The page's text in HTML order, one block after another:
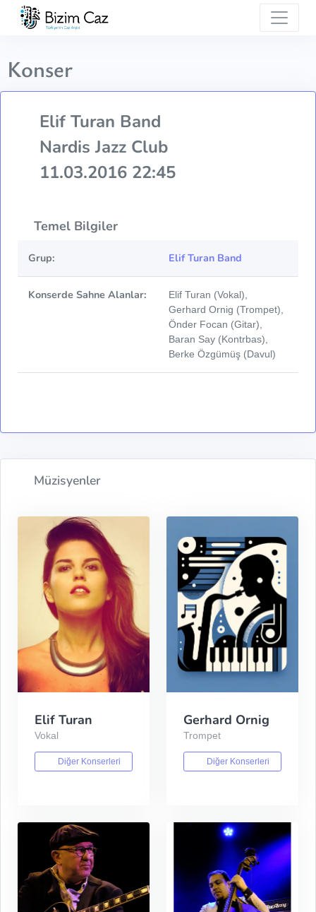
Konser
Elif Turan Band
Nardis Jazz Club
11.03.2016 22:45
Temel Bilgiler
Grup: Elif Turan Band
Konserde Sahne Alanlar:
Elif Turan (Vokal),
Gerhard Ornig (Trompet),
Önder Focan (Gitar),
Baran Say (Kontrbas),
Berke Özgümüş (Davul)
Müzisyenler
Elif Turan
Vokal
Diğer Konserleri
Gerhard Ornig
Trompet
Diğer Konserleri